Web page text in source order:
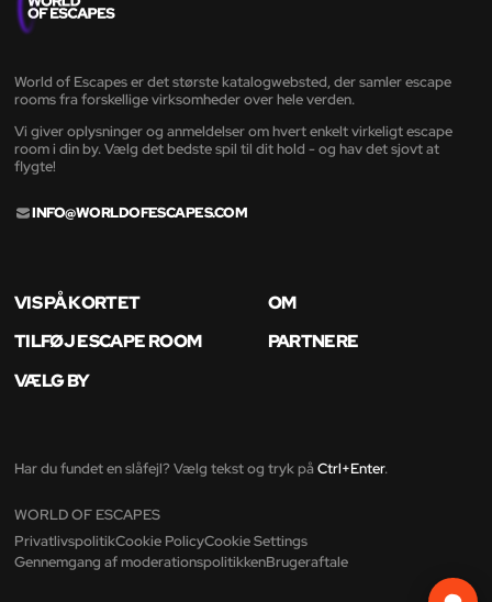
World of Escapes er det største katalogwebsted, der samler escape
rooms fra forskellige virksomheder over hele verden.
Vi giver oplysninger og anmeldelser om hvert enkelt virkeligt escape
room i din by. Vælg det bedste spil til dit hold - og hav det sjovt at
flygte!
INFO@WORLDOFESCAPES.COM
VIS PÅ KORTET
OM
TILFØJ ESCAPE ROOM
PARTNERE
VÆLG BY
Har du fundet en slåfejl? Vælg tekst og tryk på Ctrl+Enter.
WORLD OF ESCAPES
PrivatlivspolitikCookie PolicyCookie Settings
Gennemgang af moderationspolitikkenBrugeraftale